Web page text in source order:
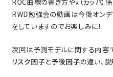
ROC曲線の書き⽅やκ（カッパ）
RWD勉強会の動画は今後オン
をしていますのでお楽しみに！
次回は予測モデルに関する内容
リスク因⼦と予後因⼦の違い、